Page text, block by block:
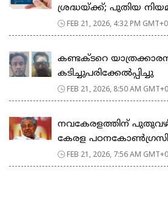
ശ്രദ്ധയ്ക്ക്; പുതിയ
FEB 21, 2026, 4:32 PM
കണ്ടക്ടറെ
കടിച്ചുപരിക്കേൽപ്പിച്ചു
FEB 21, 2026, 8:50 AM
നവകേരളത്തിന്
കേരള
FEB 21, 2026, 7:56 AM